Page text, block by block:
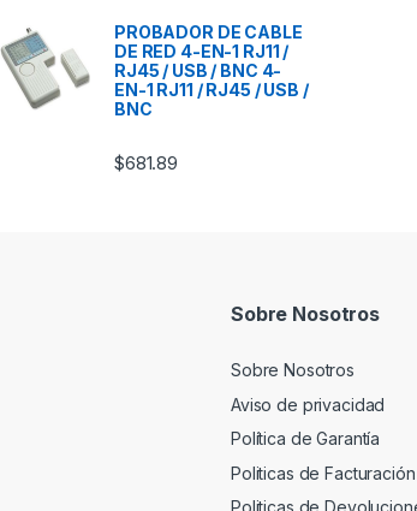
PROBADOR DE CABLE
DE RED 4-EN-1 RJ11 /
RJ45 / USB / BNC 4-
EN-1 RJ11 / RJ45 / USB /
BNC
$681.89
Sobre Nosotros
Sobre Nosotros
Aviso de privacidad
Política de Garantía
Politicas de